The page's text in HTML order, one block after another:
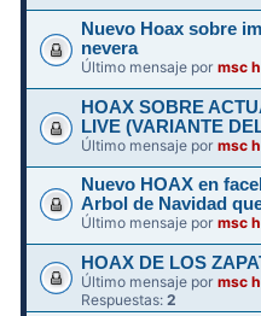
Nuevo Hoax sobre
nevera
Último mensaje pormsc
HOAX SOBRE
LIVE (VARIANTE
Último mensaje pormsc
Nuevo HOAX en
Arbol de Navidad
Último mensaje pormsc
HOAX DE LOS
Último mensaje pormsc
Respuestas:2